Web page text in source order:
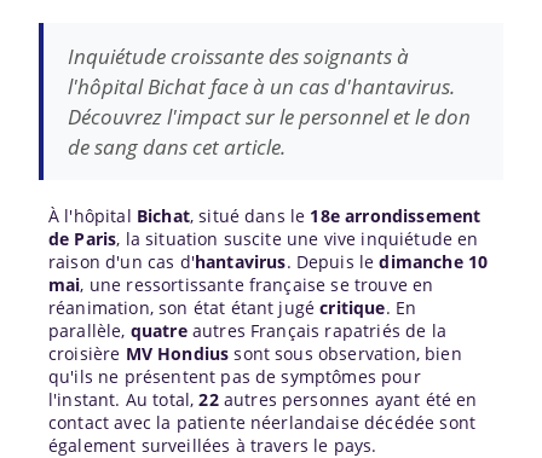
Inquiétude croissante des soignants à
l'hôpital Bichat face à un cas d'hantavirus.
Découvrez l'impact sur le personnel et le don
de sang dans cet article.
À l'hôpital Bichat, situé dans le 18e arrondissement
de Paris, la situation suscite une vive inquiétude en
raison d'un cas d'hantavirus. Depuis ledimanche 10
mai, une ressortissante française se trouve en
réanimation, son état étant jugécritique. En
parallèle, quatreautres Français rapatriés de la
croisière MV Hondius sont sous observation, bien
qu'ils ne présentent pas de symptômes pour
l'instant. Au total,22autres personnes ayant été en
contact avec la patiente néerlandaise décédée sont
également surveillées à travers le pays.